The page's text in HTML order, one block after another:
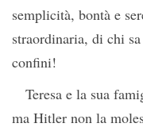
semplicità, bontà e
straordinaria, di chi
confini!
Teresa e la sua
ma Hitler non la